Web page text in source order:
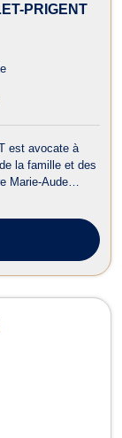
PRIGENT
est avocate à
la famille et des
Marie-Aude